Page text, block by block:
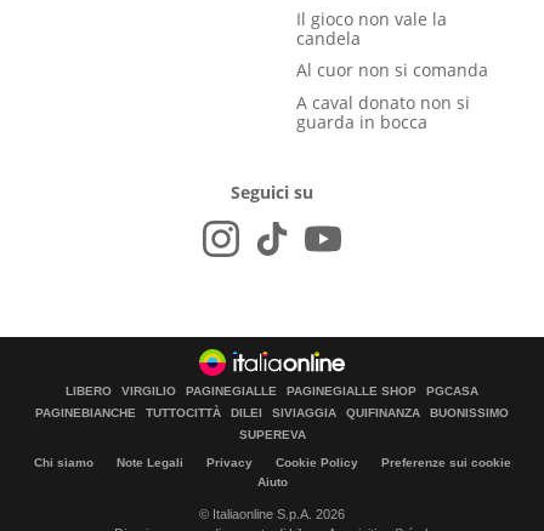
Il gioco non vale la
candela
Al cuor non si comanda
A caval donato non si
guarda in bocca
Seguici su
LIBERO VIRGILIO PAGINEGIALLE PAGINEGIALLE SHOP
PGCASA
PAGINEBIANCHE
TUTTOCITTÀ DILEI SIVIAGGIA QUIFINANZA
BUONISSIMO
SUPEREVA
Chi siamo Note Legali Privacy Cookie Policy
Preferenze sui cookie
Aiuto
© Italiaonline S.p.A. 2026